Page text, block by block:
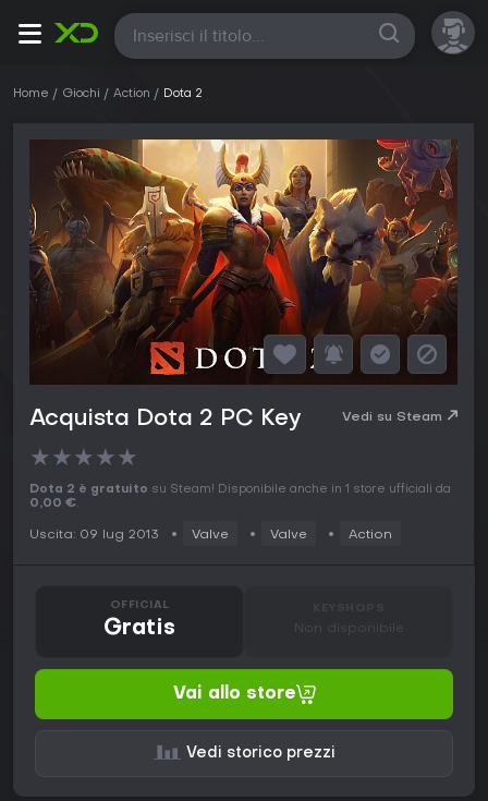
Tutte
Home Giochi Action Dota 2
Acquista Dota 2 PC Key Vedi su Steam
★★★★★
Dota 2 è gratuito su Steam! Disponibile anche in 1 store ufficiali da
0,00 €.
Uscita: 09 lug 2013 Valve Valve Action
OFFICIAL
Gratis Non disponibile
Vai allo store
Vedi storico prezzi